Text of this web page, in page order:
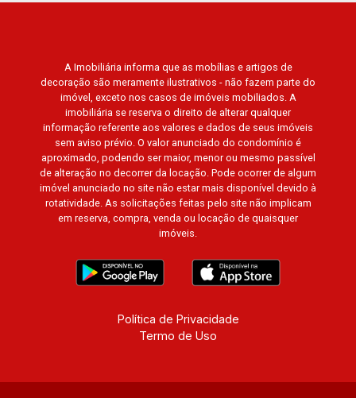
A Imobiliária informa que as mobílias e artigos de
decoração são meramente ilustrativos - não fazem parte do
imóvel, exceto nos casos de imóveis mobiliados. A
imobiliária se reserva o direito de alterar qualquer
informação referente aos valores e dados de seus imóveis
sem aviso prévio. O valor anunciado do condomínio é
aproximado, podendo ser maior, menor ou mesmo passível
de alteração no decorrer da locação. Pode ocorrer de algum
imóvel anunciado no site não estar mais disponível devido à
rotatividade. As solicitações feitas pelo site não implicam
em reserva, compra, venda ou locação de quaisquer
imóveis.
Política de Privacidade
Termo de Uso